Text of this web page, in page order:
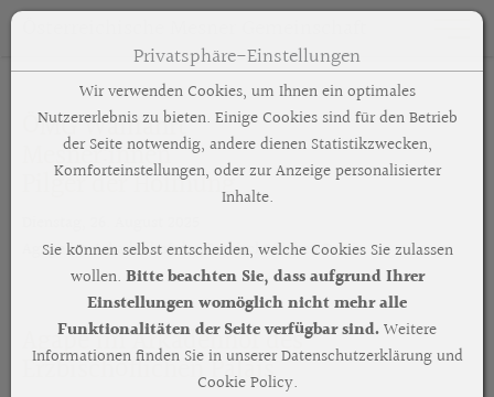
Zum Inhalt springen [AK + 0]
Zum Hauptmenü springen [AK + 1]
Zum Footer-Menü unten (angedockt an Browserrand)
Zum "Barrierefreiheits-Menü" springen [AK + 3]
Zu den Inhalten im Fußbereich springen [AK + 4]
ÖMG Wallfahrt
Mesner:innen
Pilger der Hoffnung
Agape im Arkadenhof des Erzbischöflichen Palais
Agape im Arkadenhof des
Erzbischöflichen Palais
Privatsphäre-Einstellungen
Wir verwenden Cookies, um Ihnen ein optimales
Nutzererlebnis zu bieten. Einige Cookies sind für den Betrieb
der Seite notwendig, andere dienen Statistikzwecken,
Komforteinstellungen, oder zur Anzeige personalisierter
Inhalte.
Sie können selbst entscheiden, welche Cookies Sie zulassen
wollen. Bitte beachten Sie, dass aufgrund Ihrer
Einstellungen womöglich nicht mehr alle
Funktionalitäten der Seite verfügbar sind.Weitere
Informationen finden Sie in unserer Datenschutzerklärung und
Cookie Policy.